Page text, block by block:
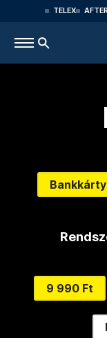
TELEX
9 990 Ft